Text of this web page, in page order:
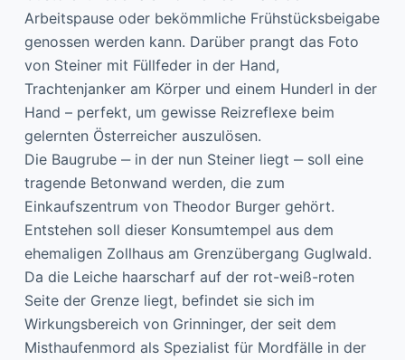
Arbeitspause oder bekömmliche Frühstücksbeigabe
genossen werden kann. Darüber prangt das Foto
von Steiner mit Füllfeder in der Hand,
Trachtenjanker am Körper und einem Hunderl in der
Hand – perfekt, um gewisse Reizreflexe beim
gelernten Österreicher auszulösen.
Die Baugrube ‒ in der nun Steiner liegt ‒ soll eine
tragende Betonwand werden, die zum
Einkaufszentrum von Theodor Burger gehört.
Entstehen soll dieser Konsumtempel aus dem
ehemaligen Zollhaus am Grenzübergang Guglwald.
Da die Leiche haarscharf auf der rot-weiß-roten
Seite der Grenze liegt, befindet sie sich im
Wirkungsbereich von Grinninger, der seit dem
Misthaufenmord als Spezialist für Mordfälle in der